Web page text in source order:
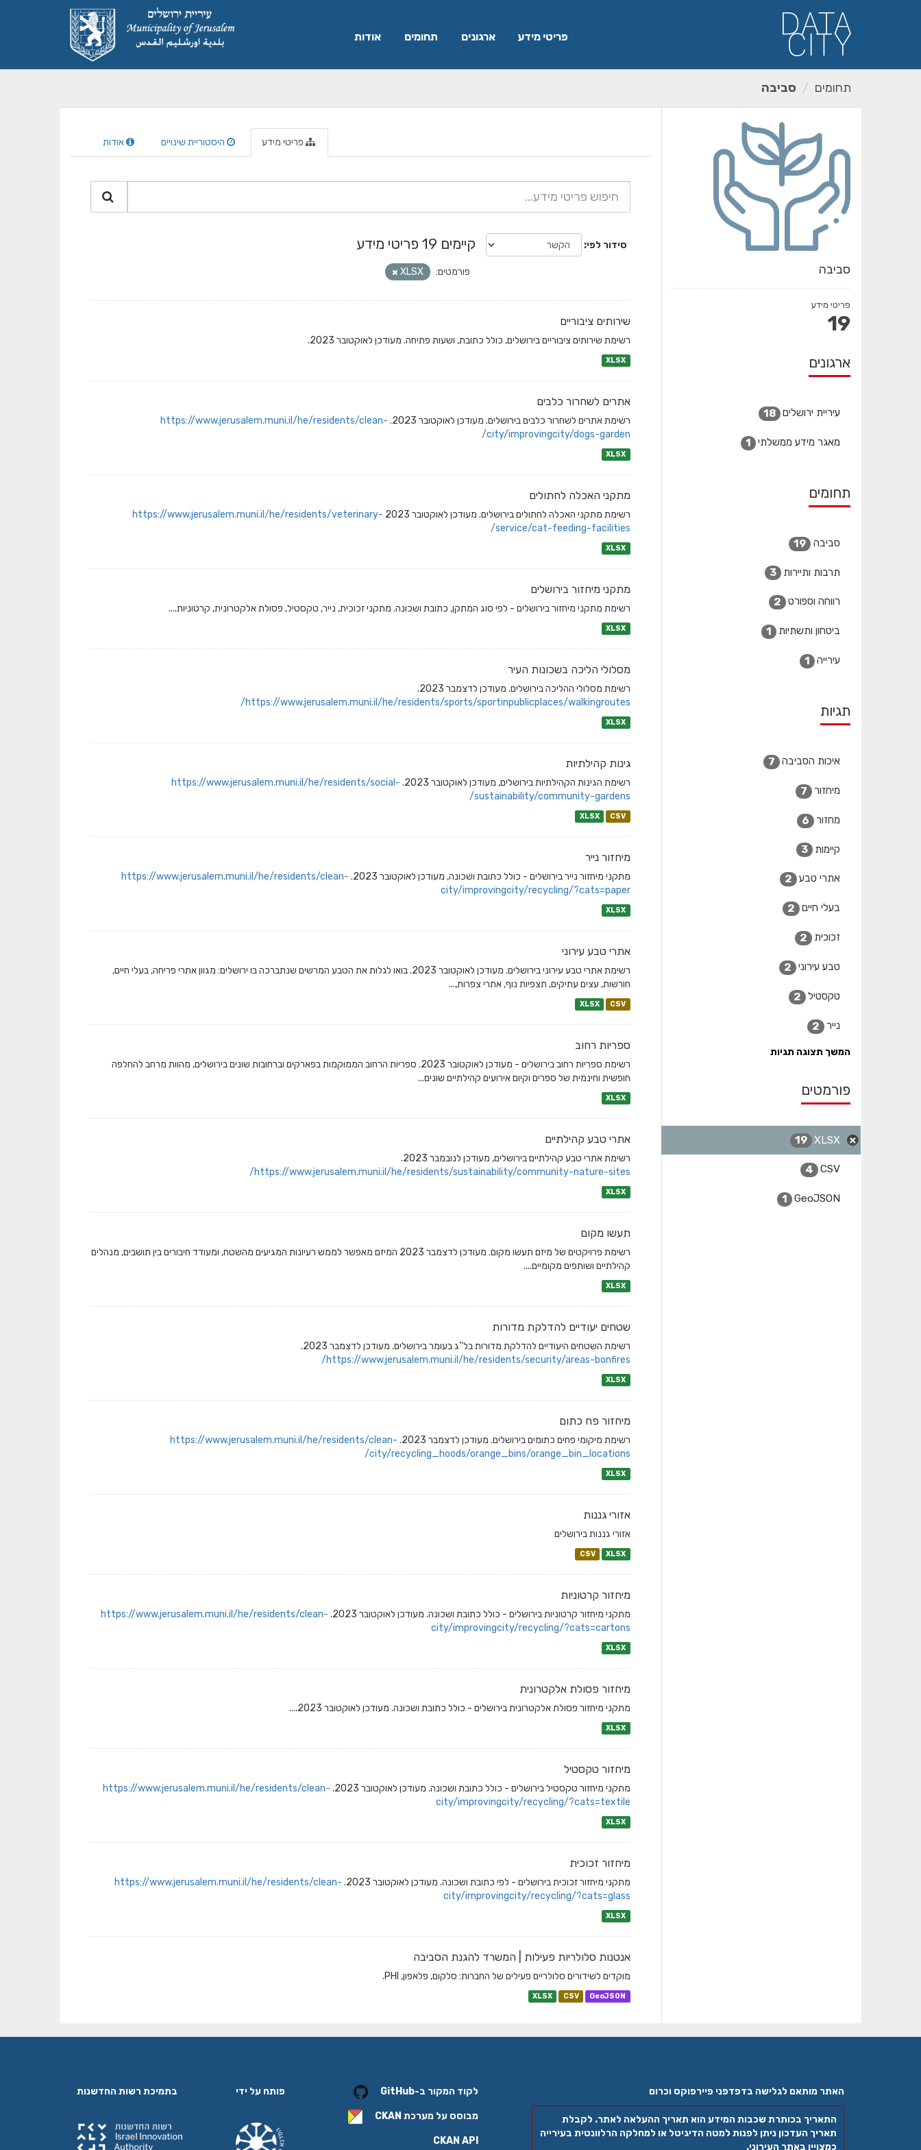
פריטי מידע ארגונים תחומים אודות
תחומים סביבה
סביבה
פריטי מידע
19
ארגונים
עיריית ירושלים 18
מאגר מידע ממשלתי 1
תחומים
סביבה 19
תרבות ותיירות 3
רווחה וספורט 2
ביטחון ותשתיות 1
עירייה 1
תגיות
איכות הסביבה 7
מיחזור 7
מחזור 6
קיימות 3
אתרי טבע 2
בעלי חיים 2
זכוכית 2
טבע עירוני 2
טקסטיל 2
נייר 2
המשך תצוגה תגיות
פורמטים
XLSX
19
CSV
4
GeoJSON
1
פריטי מידע היסטוריית שינויים אודות
סידור לפי קיימים 19 פריטי מידע
פורמטים: XLSX
שירותים ציבוריים
רשימת שירותים ציבוריים בירושלים, כולל כתובת, ושעות פתיחה. מעודכן לאוקטובר 2023.
XLSX
אתרים לשחרור כלבים
רשימת אתרים לשחרור כלבים בירושלים. מעודכן לאוקטובר 2023.
https://www.jerusalem.muni.il/he/residents/clean-
city/improvingcity/dogs-garden/
XLSX
מתקני האכלה לחתולים
רשימת מתקני האכלה לחתולים בירושלים. מעודכן לאוקטובר 2023
https://www.jerusalem.muni.il/he/residents/veterinary-
service/cat-feeding-facilities/
XLSX
מתקני מיחזור בירושלים
רשימת מתקני מיחזור בירושלים - לפי סוג המתקן, כתובת ושכונה. מתקני זכוכית, נייר, טקסטיל, פסולת אלקטרונית, קרטוניות....
XLSX
מסלולי הליכה בשכונות העיר
רשימת מסלולי ההליכה בירושלים. מעודכן לדצמבר 2023.
https://www.jerusalem.muni.il/he/residents/sports/sportinpublicplaces/walkingroutes/
XLSX
גינות קהילתיות
רשימת הגינות הקהילתיות בירושלים, מעודכן לאוקטובר 2023.
https://www.jerusalem.muni.il/he/residents/social-
sustainability/community-gardens/
XLSX CSV
מיחזור נייר
מתקני מיחזור נייר בירושלים - כולל כתובת ושכונה, מעודכן לאוקטובר 2023.
https://www.jerusalem.muni.il/he/residents/clean-
city/improvingcity/recycling/?cats=paper
XLSX
אתרי טבע עירוני
רשימת אתרי טבע עירוני בירושלים. מעודכן לאוקטובר 2023. בואו לגלות את הטבע המרשים שנתברכה בו ירושלים: מגוון אתרי פריחה, בעלי חיים,
חורשות, עצים עתיקים, תצפיות נוף, אתרי צפרות,...
XLSX CSV
ספריות רחוב
רשימת ספריות רחוב בירושלים - מעודכן לאוקטובר 2023. ספריות הרחוב הממוקמות בפארקים וברחובות שונים בירושלים, מהוות מרחב להחלפה
חופשית וחינמית של ספרים וקיום אירועים קהילתיים שונים...
XLSX
אתרי טבע קהילתיים
רשימת אתרי טבע קהילתיים בירושלים, מעודכן לנובמבר 2023.
https://www.jerusalem.muni.il/he/residents/sustainability/community-nature-sites/
XLSX
תעשו מקום
רשימת פרויקטים של מיזם תעשו מקום. מעודכן לדצמבר 2023 המיזם מאפשר לממש רעיונות המגיעים מהשטח, ומעודד חיבורים בין תושבים, מנהלים
קהילתיים ושותפים מקומיים....
XLSX
שטחים יעודיים להדלקת מדורות
רשימת השטחים היעודיים להדלקת מדורות בל''ג בעומר בירושלים. מעודכן לדצמבר 2023.
https://www.jerusalem.muni.il/he/residents/security/areas-bonfires/
XLSX
מיחזור פח כתום
רשימת מיקומי פחים כתומים בירושלים. מעודכן לדצמבר 2023.
https://www.jerusalem.muni.il/he/residents/clean-
city/recycling_hoods/orange_bins/orange_bin_locations/
XLSX
אזורי גננות
אזורי גננות בירושלים
CSV XLSX
מיחזור קרטוניות
מתקני מיחזור קרטוניות בירושלים - כולל כתובת ושכונה. מעודכן לאוקטובר 2023.
https://www.jerusalem.muni.il/he/residents/clean-
city/improvingcity/recycling/?cats=cartons
XLSX
מיחזור פסולת אלקטרונית
מתקני מיחזור פסולת אלקטרונית בירושלים - כולל כתובת ושכונה. מעודכן לאוקטובר 2023....
XLSX
מיחזור טקסטיל
מתקני מיחזור טקסטיל בירושלים - כולל כתובת ושכונה. מעודכן לאוקטובר 2023.
https://www.jerusalem.muni.il/he/residents/clean-
city/improvingcity/recycling/?cats=textile
XLSX
מיחזור זכוכית
מתקני מיחזור זכוכית בירושלים - לפי כתובת ושכונה. מעודכן לאוקטובר 2023.
https://www.jerusalem.muni.il/he/residents/clean-
city/improvingcity/recycling/?cats=glass
XLSX
אנטנות סלולריות פעילות | המשרד להגנת הסביבה
מוקדים לשידורים סלולריים פעילים של החברות: סלקום, פלאפון, PHI.
XLSX CSV GeoJSON
האתר מותאם לגלישה בדפדפני פיירפוקס וכרום
התאריך בכותרת שכבות המידע הוא תאריך ההעלאה לאתר. לקבלת
תאריך העדכון ניתן לפנות למטה הדיגיטל או למחלקה הרלוונטית בעירייה
כמצויין באתר העירוני.
לקוד המקור ב-GitHub
מבוסס על מערכת CKAN
CKAN API
פותח על ידי בתמיכת רשות החדשנות